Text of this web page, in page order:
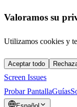
Valoramos su
Utilizamos cookies y
Aceptar todo
Screen Issues
Probar PantallaGuías